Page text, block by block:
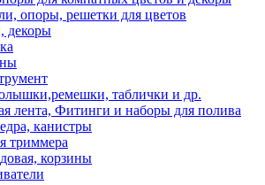
опоры, решетки для цветов
декоры
таблички и др.
лента, Фитинги и наборы для полива
канистры
триммера
корзины